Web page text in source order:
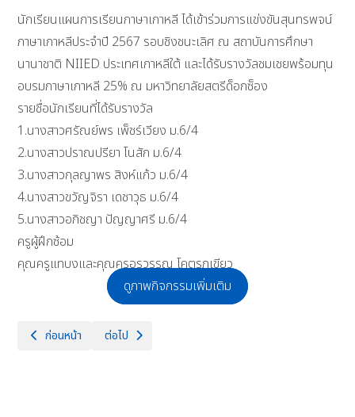
นักเรียนแผนการเรียนภาษาเกาหลี ได้เข้าร่วมการแข่งขันสุนทรพจน์
ภาษาเกาหลีประจำปี 2567 รอบชิงชนะเลิศ ณ สถาบันการศึกษา
นานาชาติ NIIED ประเทศเกาหลีใต้ และได้รับรางวัลชมเชยพร้อมทุน
อบรมภาษาเกาหลี 25% ณ มหาวิทยาลัยสตรีด็อกซ็อง
รายชื่อนักเรียนที่ได้รับรางวัล
1.นางสาวศรัณย์พร เพ็ชร์เวียง ม.6/4
2.นางสาวปราณปรียา โนสัก ม.6/4
3.นางสาวกุลญาพร สิงห์แก้ว ม.6/4
4.นางสาวขวัญจิรา เดชาวุธ ม.6/4
5.นางสาวอภิชญา ปัญญาศรี ม.6/4
ครูผู้ฝึกซ้อม
คุณครูแทบงและคุณครูอรวรรณ โคตรภูเขียว
ดูภาพกิจกรรมเพิ่มเติม
เนื้อหาก่อนหน้า: วันที่​ 7 มกราคม​ 2568 นักเรียนระดับชั้น​มัธยมศึกษา​ปี​ 4-5 แ
ก่อนหน้า เนื้อหาถัดไป: ร่วมบริจาคโลหิต ให้แก่หน่วยกาชาด จังหวัด
ต่อไป